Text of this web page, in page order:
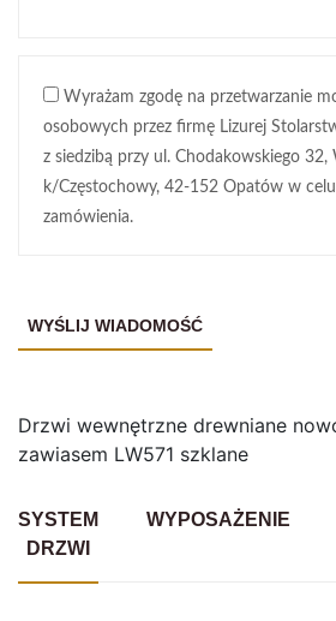
Wyrażam zgodę na przetwarzanie
osobowych przez firmę Lizurej
z siedzibą przy ul. Chodakowskiego
k/Częstochowy, 42-152 Opatów w
zamówienia.
Drzwi wewnętrzne drewniane
zawiasem LW571 szklane
SYSTEM
DRZWI
WYPOSAŻENIE